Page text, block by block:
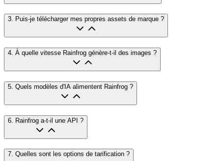
3. Puis-je télécharger mes propres assets de marque ?
4. À quelle vitesse Rainfrog génère-t-il des images ?
5 Quels modèles d'IA alimentent Rainfrog ?
6 Rainfrog a-t-il une API ?
7. Quelles sont les options de tarification ?